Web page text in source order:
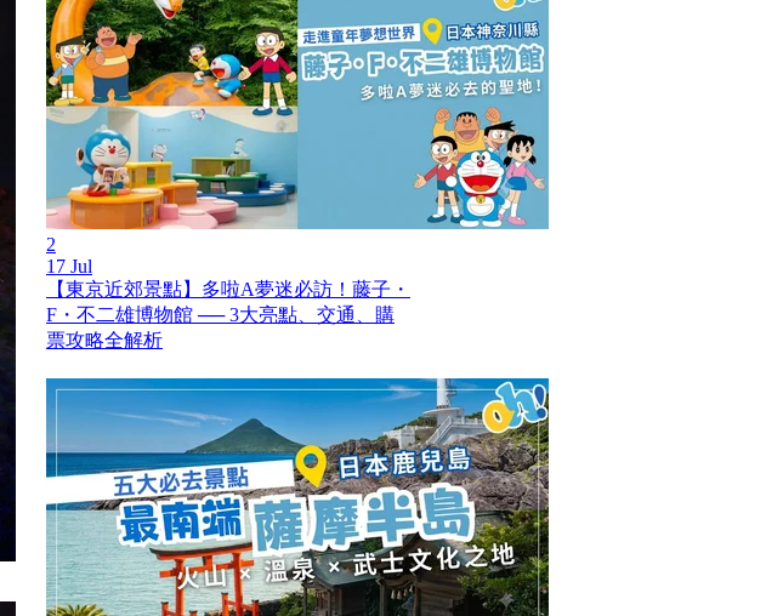
2
17 Jul
【東京近郊景點】多啦A夢迷必訪！藤子・
F・不二雄博物館 ── 3大亮點、交通、購
票攻略全解析